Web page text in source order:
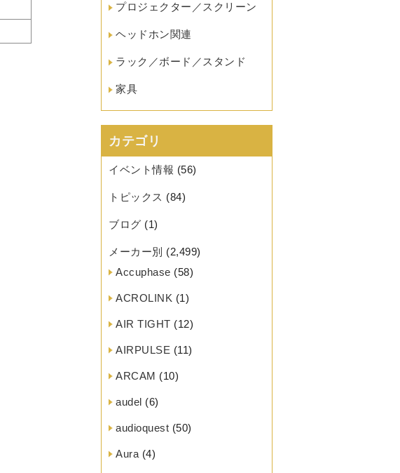
プロジェクター／スクリーン
ヘッドホン関連
ラック／ボード／スタンド
家具
カテゴリ
イベント情報 (56)
トピックス (84)
ブログ (1)
メーカー別 (2,499)
Accuphase (58)
ACROLINK (1)
AIR TIGHT (12)
AIRPULSE (11)
ARCAM (10)
audel (6)
audioquest (50)
Aura (4)